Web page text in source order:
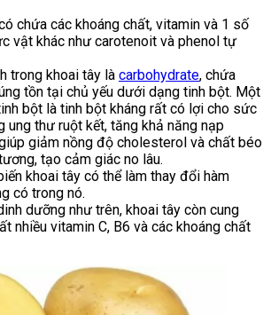
chứa các khoáng chất, vitamin và 1 số
vật khác như carotenoit và phenol tự
trong khoai tây là carbohydrate, chứa
tồn tại chủ yếu dưới dạng tinh bột. Một
bột là tinh bột kháng rất có lợi cho sức
ung thư ruột kết, tăng khả năng nạp
giảm nồng độ cholesterol và chất béo
tạo cảm giác no lâu.
khoai tây có thể làm thay đổi hàm
có trong nó.
dưỡng như trên, khoai tây còn cung
nhiều vitamin C, B6 và các khoáng chất